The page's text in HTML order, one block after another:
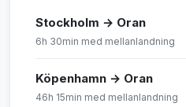
Stockholm → Oran
6h 30min med mellanlandning
Köpenhamn → Oran
46h 15min med mellanlandning